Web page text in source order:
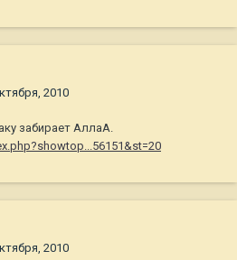
2010
забирает АллаА.
2010